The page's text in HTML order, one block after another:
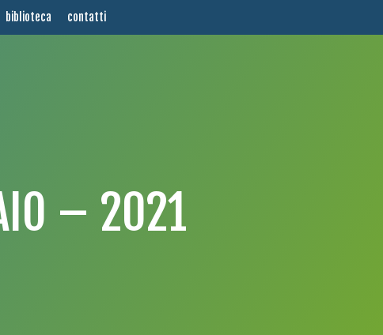
biblioteca contatti
– 2021